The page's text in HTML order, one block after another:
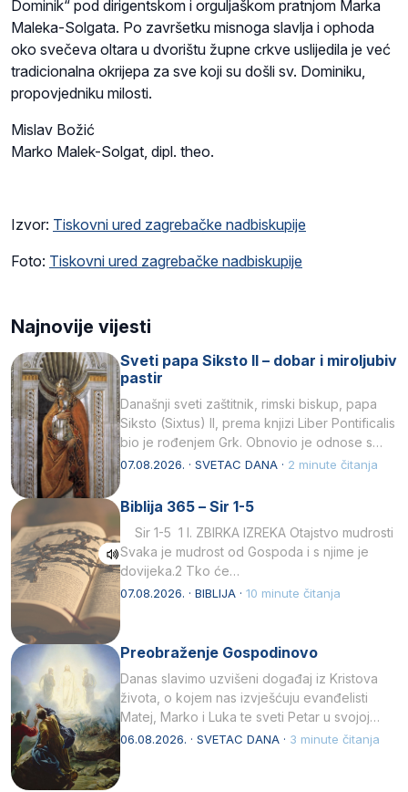
Dominik“ pod dirigentskom i orguljaškom pratnjom Marka
Maleka-Solgata. Po završetku misnoga slavlja i ophoda
oko svečeva oltara u dvorištu župne crkve uslijedila je već
tradicionalna okrijepa za sve koji su došli sv. Dominiku,
propovjedniku milosti.
Mislav Božić
Marko Malek-Solgat, dipl. theo.
Izvor: Tiskovni ured zagrebačke nadbiskupije
Foto: Tiskovni ured zagrebačke nadbiskupije
Najnovije vijesti
Sveti papa Siksto II – dobar i miroljubiv
pastir
Današnji sveti zaštitnik, rimski biskup, papa
Siksto (Sixtus) II, prema knjizi Liber Pontificalis
bio je rođenjem Grk. Obnovio je odnose s
afričkim…
07.08.2026. · SVETAC DANA · 2 minute čitanja
Biblija 365 – Sir 1-5
Sir 1-5 1 I. ZBIRKA IZREKA Otajstvo mudrosti
Svaka je mudrost od Gospoda i s njime je
dovijeka.2 Tko će…
07.08.2026. · BIBLIJA · 10 minute čitanja
Preobraženje Gospodinovo
Danas slavimo uzvišeni događaj iz Kristova
života, o kojem nas izvješćuju evanđelisti
Matej, Marko i Luka te sveti Petar u svojoj
drugoj…
06.08.2026. · SVETAC DANA · 3 minute čitanja